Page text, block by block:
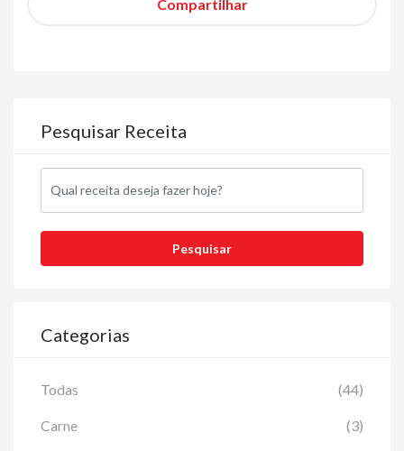
Compartilhar
Pesquisar Receita
Categorias
Todas (44)
Carne (3)